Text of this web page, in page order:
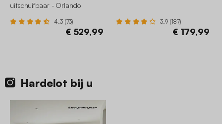
uitschuifbaar - Orlando
4.3 (73)
€ 529,99
3.9 (187)
€ 179,99
Hardelot bij u